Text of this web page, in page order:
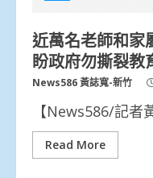
近萬名老師和
盼政府勿撕裂教
News586 黃誌寬-新竹
【News586/記者
Read More